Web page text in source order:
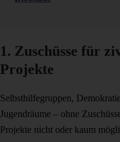
1. Zuschüsse für
Projekte
Selbsthilfegruppen,
Jugendräume – ohne
Projekte nicht oder kaum